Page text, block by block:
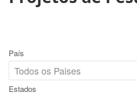
País
Estados